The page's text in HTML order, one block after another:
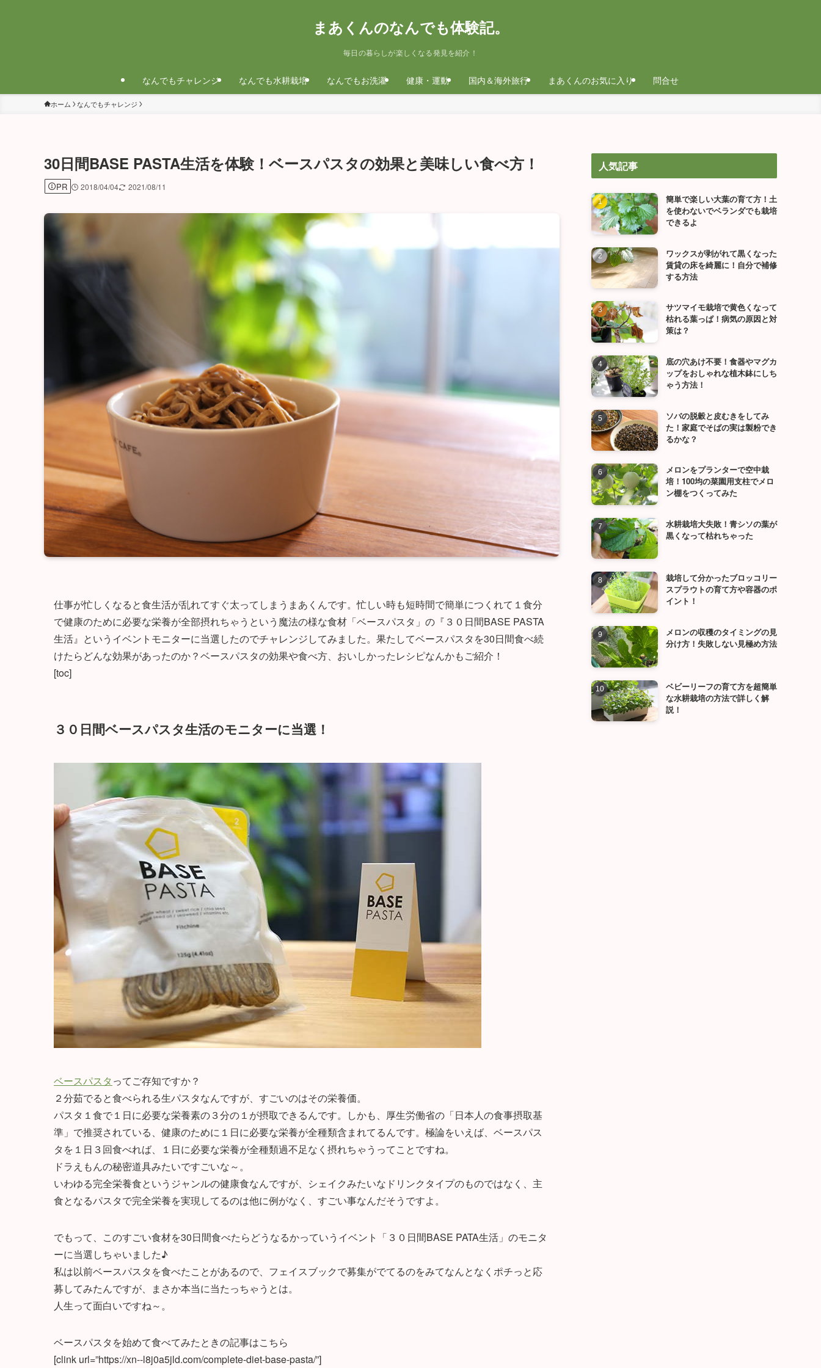
まあくんのなんでも体験記。
毎日の暮らしが楽しくなる発見を紹介！
なんでもチャレンジ なんでも水耕栽培 なんでもお洗濯 健康・運動 国内＆海外旅行 まあくんのお気に入り 問合せ
ホーム なんでもチャレンジ
30日間BASE PASTA生活を体験！ベースパスタの効果と美味しい食べ方！
PR 2018/04/04 2021/08/11
仕事が忙しくなると食生活が乱れてすぐ太ってしまうまあくんです。忙しい時も短時間で簡単につくれて１食分
で健康のために必要な栄養が全部摂れちゃうという魔法の様な食材「ベースパスタ」の『３０日間BASE PASTA
生活』というイベントモニターに当選したのでチャレンジしてみました。果たしてベースパスタを30日間食べ続
けたらどんな効果があったのか？ベースパスタの効果や食べ方、おいしかったレシピなんかもご紹介！
[toc]
３０日間ベースパスタ生活のモニターに当選！
ベースパスタ ってご存知ですか？
２分茹でると食べられる生パスタなんですが、すごいのはその栄養価。
パスタ１食で１日に必要な栄養素の３分の１が摂取できるんです。しかも、厚生労働省の「日本人の食事摂取基
準」で推奨されている、健康のために１日に必要な栄養が全種類含まれてるんです。極論をいえば、ベースパス
タを１日３回食べれば、１日に必要な栄養が全種類過不足なく摂れちゃうってことですね。
ドラえもんの秘密道具みたいですごいな～。
いわゆる完全栄養食というジャンルの健康食なんですが、シェイクみたいなドリンクタイプのものではなく、主
食となるパスタで完全栄養を実現してるのは他に例がなく、すごい事なんだそうですよ。
でもって、このすごい食材を30日間食べたらどうなるかっていうイベント「３０日間BASE PATA生活」のモニタ
ーに当選しちゃいました♪
私は以前ベースパスタを食べたことがあるので、フェイスブックで募集がでてるのをみてなんとなくポチっと応
募してみたんですが、まさか本当に当たっちゃうとは。
人生って面白いですね～。
ベースパスタを始めて食べてみたときの記事はこちら
[clink url=”https://xn--l8j0a5jld.com/complete-diet-base-pasta/”]
人気記事
簡単で楽しい大葉の育て方！土
を使わないでベランダでも栽培
できるよ
ワックスが剥がれて黒くなった
賃貸の床を綺麗に！自分で補修
する方法
サツマイモ栽培で黄色くなって
枯れる葉っぱ！病気の原因と対
策は？
底の穴あけ不要！食器やマグカ
ップをおしゃれな植木鉢にしち
ゃう方法！
ソバの脱穀と皮むきをしてみ
た！家庭でそばの実は製粉でき
るかな？
メロンをプランターで空中栽
培！100均の菜園用支柱でメロ
ン棚をつくってみた
水耕栽培大失敗！青シソの葉が
黒くなって枯れちゃった
栽培して分かったブロッコリー
スプラウトの育て方や容器のポ
イント！
メロンの収穫のタイミングの見
分け方！失敗しない見極め方法
ベビーリーフの育て方を超簡単
な水耕栽培の方法で詳しく解
説！